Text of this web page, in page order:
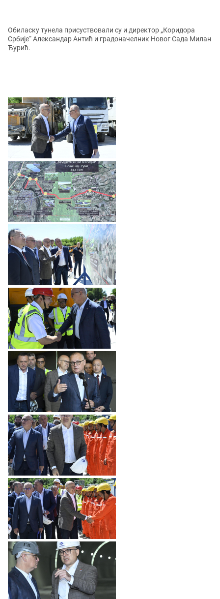
Обиласку тунела присуствовали су и директор „Коридора
Србије“ Александар Антић и градоначелник Новог Сада Милан
Ђурић.